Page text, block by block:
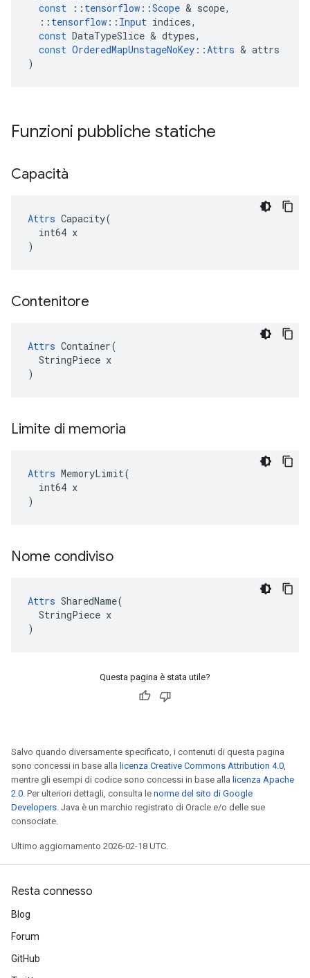
const
:: tensorflow ::Scope & scope,
:: tensorflow :: Input indices,
const DataTypeSlice & dtypes,
const OrderedMapUnstageNoKey ::Attrs & attrs
)
Funzioni pubbliche statiche
Capacità
Attrs Capacity(
  int64 x
)
Contenitore
Attrs Container(
  StringPiece x
)
Limite di memoria
Attrs MemoryLimit(
  int64 x
)
Nome condiviso
Attrs SharedName(
  StringPiece x
)
Questa pagina è stata utile?
Salvo quando diversamente specificato, i contenuti di questa pagina
sono concessi in base alla licenza Creative Commons Attribution 4.0,
mentre gli esempi di codice sono concessi in base alla licenza Apache
2.0. Per ulteriori dettagli, consulta le norme del sito di Google
Developers. Java è un marchio registrato di Oracle e/o delle sue
consociate.
Ultimo aggiornamento 2026-02-18 UTC.
Resta connesso
Blog
Forum
GitHub